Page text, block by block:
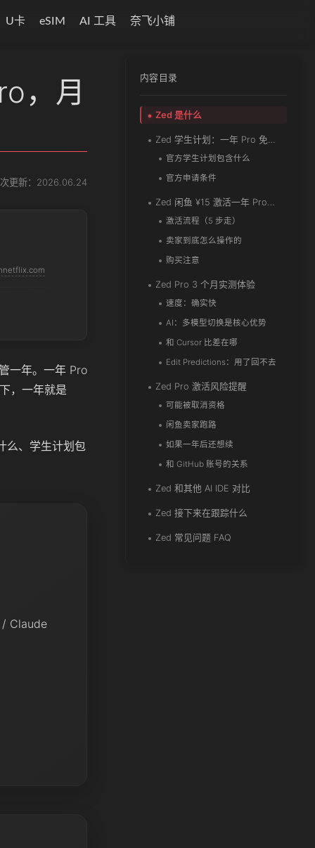
U卡 eSIM AI 工具 奈飞小铺
，月
次更新：2026.06.24
一年。一年 Pro
，一年就是
么、学生计划包
/ Claude
内容目录
Zed 是什么
Zed 学生计划：一年 Pro 免费，月送 $10 额度
官方学生计划包含什么
官方申请条件
Zed 闲鱼 ¥15 激活一年 Pro：实际流程
激活流程（5 步走）
卖家到底怎么操作的
购买注意
Zed Pro 3 个月实测体验
速度：确实快
AI：多模型切换是核心优势
和 Cursor 比差在哪
Edit Predictions：用了回不去
Zed Pro 激活风险提醒
可能被取消资格
闲鱼卖家跑路
如果一年后还想续
和 GitHub 账号的关系
Zed 和其他 AI IDE 对比
Zed 接下来在跟踪什么
Zed 常见问题 FAQ